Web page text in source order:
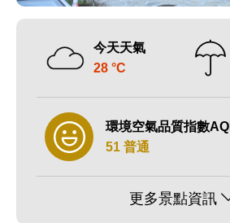
今天天氣
28 °C
環境空氣品質指數AQI
51 普通
更多景點資訊